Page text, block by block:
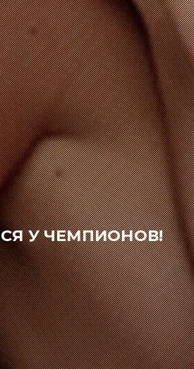
У ЧЕМПИОНОВ!